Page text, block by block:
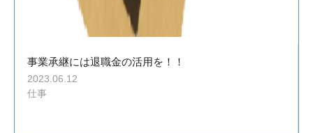
事業承継には退職金の活用を！！
2023.06.12
仕事